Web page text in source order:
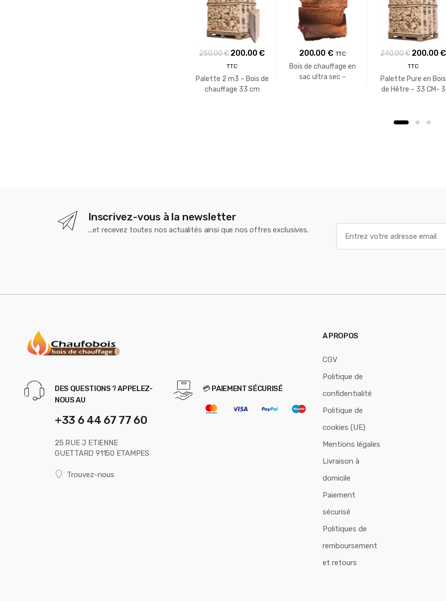
250.00€ Le
prix
initial
était :
200.00€Le
actuel
TTC
Palette 2 m3 – Bois de
chauffage 33 cm
200.00 € TTC
Bois de chauffage en
sac ultra sec –
240.00€ Le
prix
initial
était :
200.00€
TTC
Palette Pure en Bois
de Hêtre – 33 CM- 3
Inscrivez-vous à la newsletter
...et recevez toutes nos actualités ainsi que nos offres exclusives.
DES QUESTIONS ? APPELEZ-
NOUS AU
+33 6 44 67 77 60
25 RUE J ETIENNE
GUETTARD 91150 ETAMPES
Trouvez-nous
💳 PAIEMENT SÉCURISÉ
A PROPOS
CGV
Politique de
confidentialité
Politique de
cookies (UE)
Mentions légales
Livraison à
domicile
Paiement
sécurisé
Politiques de
remboursement
et retours